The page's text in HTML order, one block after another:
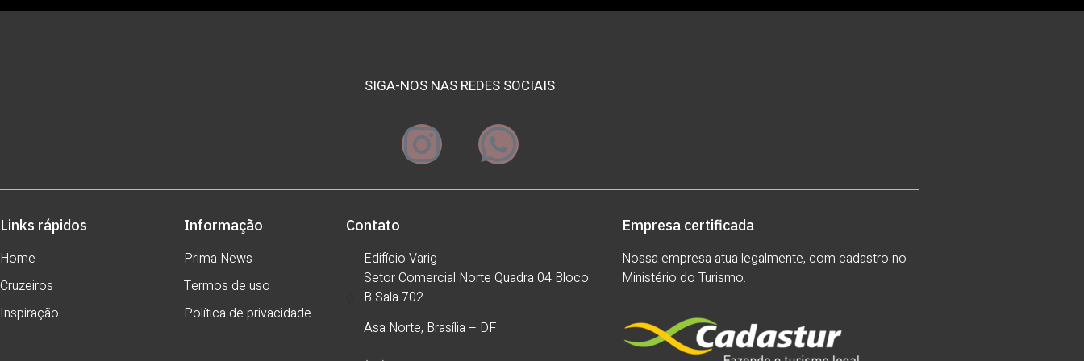
SIGA-NOS NAS REDES SOCIAIS
Links rápidos
Home
Cruzeiros
Inspiração
Informação
Prima News
Termos de uso
Política de privacidade
Contato
Edifício Varig
Setor Comercial Norte Quadra 04 Bloco
B Sala 702
Asa Norte, Brasília – DF
Empresa certificada
Nossa empresa atua legalmente, com cadastro no
Ministério do Turismo.